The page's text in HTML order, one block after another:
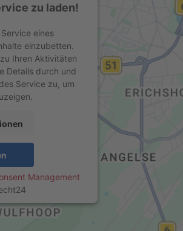
zu laden!
eines
einzubetten.
Ihren Aktivitäten
Details durch und
Service zu, um
Management